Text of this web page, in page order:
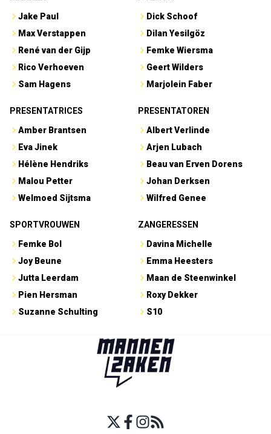
Jake Paul
Max Verstappen
René van der Gijp
Rico Verhoeven
Sam Hagens
Dick Schoof
Dilan Yesilgöz
Femke Wiersma
Geert Wilders
Marjolein Faber
PRESENTATRICES
Amber Brantsen
Eva Jinek
Hélène Hendriks
Malou Petter
Welmoed Sijtsma
PRESENTATOREN
Albert Verlinde
Arjen Lubach
Beau van Erven Dorens
Johan Derksen
Wilfred Genee
SPORTVROUWEN
Femke Bol
Joy Beune
Jutta Leerdam
Pien Hersman
Suzanne Schulting
ZANGERESSEN
Davina Michelle
Emma Heesters
Maan de Steenwinkel
Roxy Dekker
S10